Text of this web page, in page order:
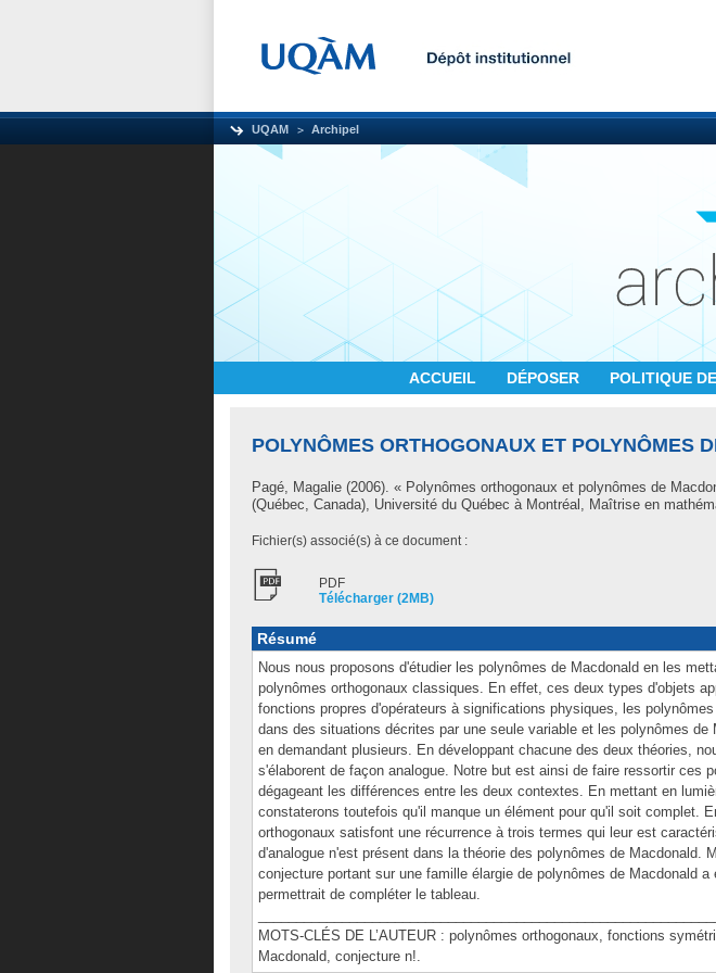
UQAM Archipel
ACCUEIL DÉPOSER POLITIQUE
POLYNÔMES ORTHOGONAUX ET POLYNÔMES
Pagé, Magalie (2006). « Polynômes orthogonaux et polynômes de
(Québec, Canada), Université du Québec à Montréal, Maîtrise en
Fichier(s) associé(s) à ce document :
PDF
Télécharger (2MB)
Résumé
Nous nous proposons d'étudier les polynômes de Macdonald en les
polynômes orthogonaux classiques. En effet, ces deux types d'objets
fonctions propres d'opérateurs à significations physiques, les
dans des situations décrites par une seule variable et les polynômes de
en demandant plusieurs. En développant chacune des deux théories,
s'élaborent de façon analogue. Notre but est ainsi de faire ressortir ces
dégageant les différences entre les deux contextes. En mettant en
constaterons toutefois qu'il manque un élément pour qu'il soit complet.
orthogonaux satisfont une récurrence à trois termes qui leur est
d'analogue n'est présent dans la théorie des polynômes de Macdonald.
conjecture portant sur une famille élargie de polynômes de Macdonald a
permettrait de compléter le tableau.
MOTS-CLÉS DE L’AUTEUR : polynômes orthogonaux, fonctions
Macdonald, conjecture n!.